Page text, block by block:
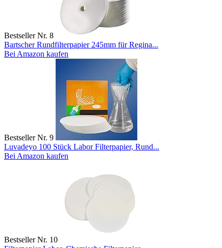
Bestseller Nr. 8
Bartscher Rundfilterpapier 245mm für Regina...
Bei Amazon kaufen
Bestseller Nr. 9
Luvadeyo 100 Stück Labor Filterpapier, Rund...
Bei Amazon kaufen
Bestseller Nr. 10